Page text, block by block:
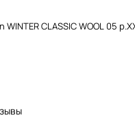
CLASSIC WOOL 05